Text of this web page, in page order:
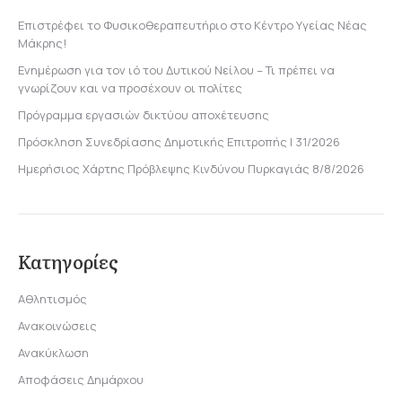
Επιστρέφει το Φυσικοθεραπευτήριο στο Κέντρο Υγείας Νέας
Μάκρης!
Ενημέρωση για τον ιό του Δυτικού Νείλου – Τι πρέπει να
γνωρίζουν και να προσέχουν οι πολίτες
Πρόγραμμα εργασιών δικτύου αποχέτευσης
Πρόσκληση Συνεδρίασης Δημοτικής Επιτροπής | 31/2026
Ημερήσιος Χάρτης Πρόβλεψης Κινδύνου Πυρκαγιάς 8/8/2026
Κατηγορίες
Αθλητισμός
Ανακοινώσεις
Ανακύκλωση
Αποφάσεις Δημάρχου